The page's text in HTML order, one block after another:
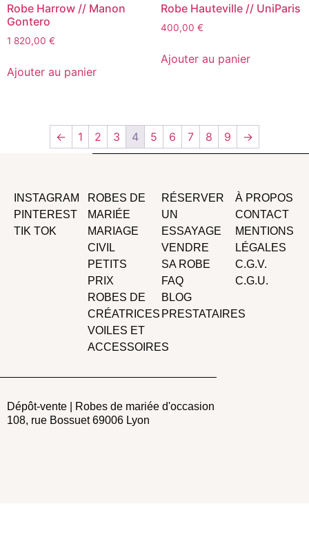
Robe Harrow // Manon
Gontero
1 820,00 €
Ajouter au panier
Robe Hauteville // UniParis
400,00 €
Ajouter au panier
← 1 2 3 4 5 6 7 8 9 →
INSTAGRAM
PINTEREST
TIK TOK
ROBES DE
MARIÉE
MARIAGE
CIVIL
PETITS
PRIX
ROBES DE
CRÉATRICES
VOILES ET
ACCESSOIRES
RÉSERVER
UN
ESSAYAGE
VENDRE
SA ROBE
FAQ
BLOG
PRESTATAIRES
À PROPOS
CONTACT
MENTIONS
LÉGALES
C.G.V.
C.G.U.
Dépôt-vente | Robes de mariée d'occasion
108, rue Bossuet 69006 Lyon